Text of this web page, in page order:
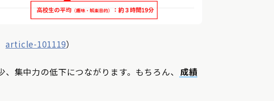
article-101119）
集中力の低下につながります。もちろん、
成績